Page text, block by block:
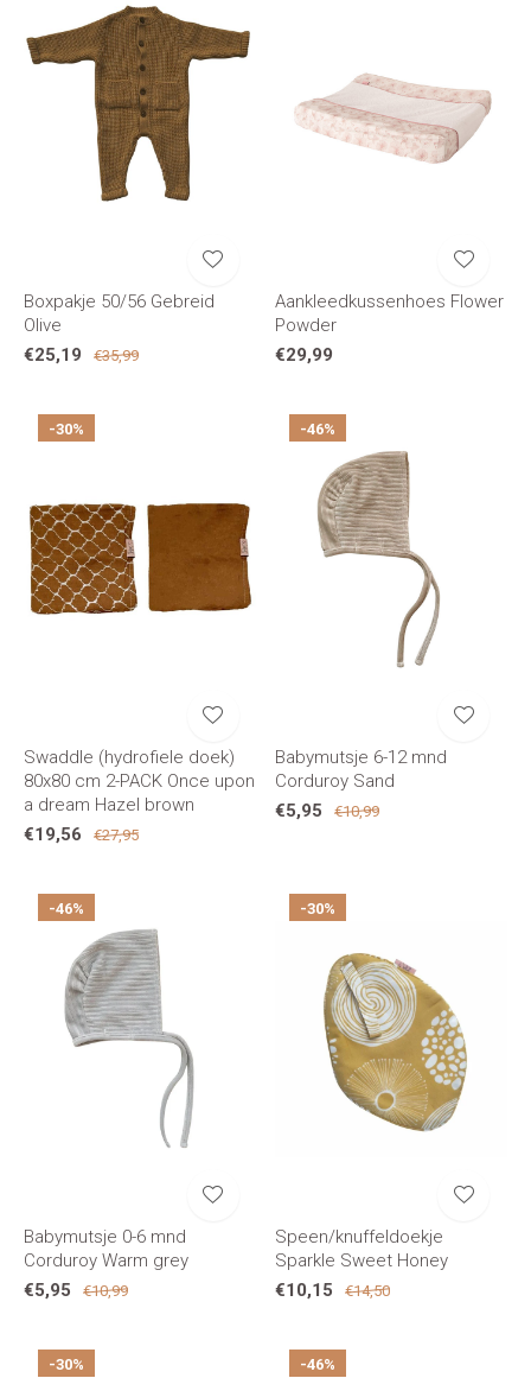
Boxpakje 50/56 Gebreid
Olive
€25,19
€35,99
Aankleedkussenhoes Flower
Powder
€29,99
-30%
Swaddle (hydrofiele doek)
80x80 cm 2-PACK Once upon
a dream Hazel brown
€19,56
€27,95
-46%
Babymutsje 6-12 mnd
Corduroy Sand
€5,95
€10,99
-46%
Babymutsje 0-6 mnd
Corduroy Warm grey
€5,95
€10,99
-30%
Speen/knuffeldoekje
Sparkle Sweet Honey
€10,15
€14,50
-30% -46%